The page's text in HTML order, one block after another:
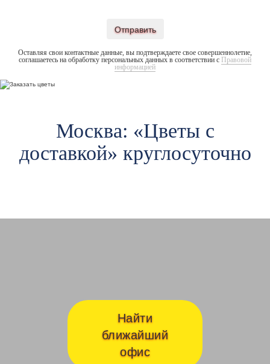
Отправить
Оставляя свои контактные данные, вы подтверждаете свое совершеннолетие,
соглашаетесь на обработку персональных данных в соответствии с Правовой
информацией
Москва: «Цветы c
доставкой» круглосуточно
Найти
ближайший
офис